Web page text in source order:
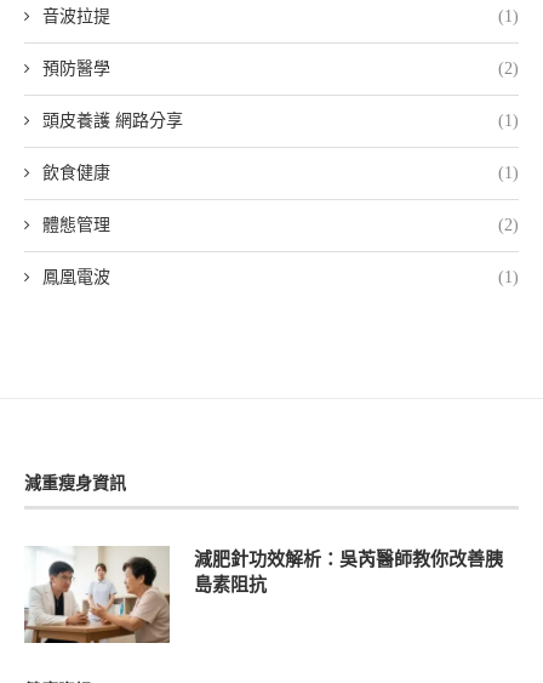
音波拉提 (1)
預防醫學 (2)
頭皮養護 網路分享 (1)
飲食健康 (1)
體態管理 (2)
鳳凰電波 (1)
減重瘦身資訊
減肥針功效解析：吳芮醫師教你改善胰
島素阻抗